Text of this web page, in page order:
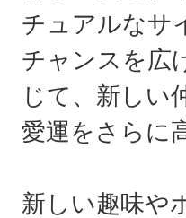
チュアルなサ
チャンスを広
じて、新しい
愛運をさらに
新しい趣味や